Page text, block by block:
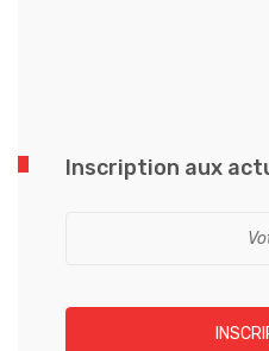
Inscription aux